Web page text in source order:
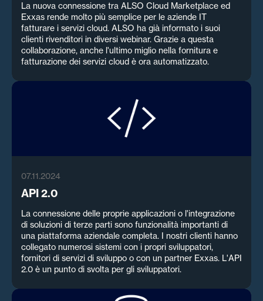
La nuova connessione tra ALSO Cloud Marketplace ed
Exxas rende molto più semplice per le aziende IT
fatturare i servizi cloud. ALSO ha già informato i suoi
clienti rivenditori in diversi webinar. Grazie a questa
collaborazione, anche l'ultimo miglio nella fornitura e
fatturazione dei servizi cloud è ora automatizzato.
07.11.2024
API 2.0
La connessione delle proprie applicazioni o l'integrazione
di soluzioni di terze parti sono funzionalità importanti di
una piattaforma aziendale completa. I nostri clienti hanno
collegato numerosi sistemi con i propri sviluppatori,
fornitori di servizi di sviluppo o con un partner Exxas. L'API
2.0 è un punto di svolta per gli sviluppatori.